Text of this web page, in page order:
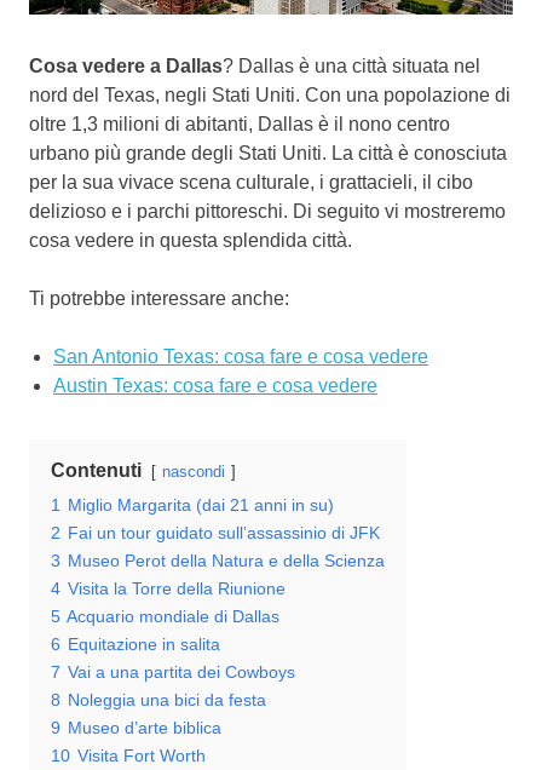
Cosa vedere a Dallas? Dallas è una città situata nel
nord del Texas, negli Stati Uniti. Con una popolazione di
oltre 1,3 milioni di abitanti, Dallas è il nono centro
urbano più grande degli Stati Uniti. La città è conosciuta
per la sua vivace scena culturale, i grattacieli, il cibo
delizioso e i parchi pittoreschi. Di seguito vi mostreremo
cosa vedere in questa splendida città.
Ti potrebbe interessare anche:
San Antonio Texas: cosa fare e cosa vedere
Austin Texas: cosa fare e cosa vedere
Contenuti nascondi
1 Miglio Margarita (dai 21 anni in su)
2 Fai un tour guidato sull’assassinio di JFK
3 Museo Perot della Natura e della Scienza
4 Visita la Torre della Riunione
5 Acquario mondiale di Dallas
6 Equitazione in salita
7 Vai a una partita dei Cowboys
8 Noleggia una bici da festa
9 Museo d’arte biblica
10 Visita Fort Worth